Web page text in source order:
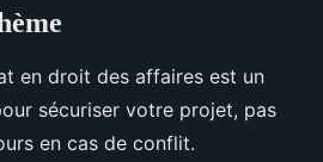
droits : guide
s'y retrouver
16:06•11 min de lecture
en droit des affaires est un
sécuriser votre projet, pas
en cas de conflit.